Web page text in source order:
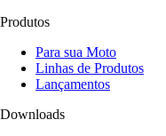
Produtos
Para sua Moto
Linhas de Produtos
Lançamentos
Downloads